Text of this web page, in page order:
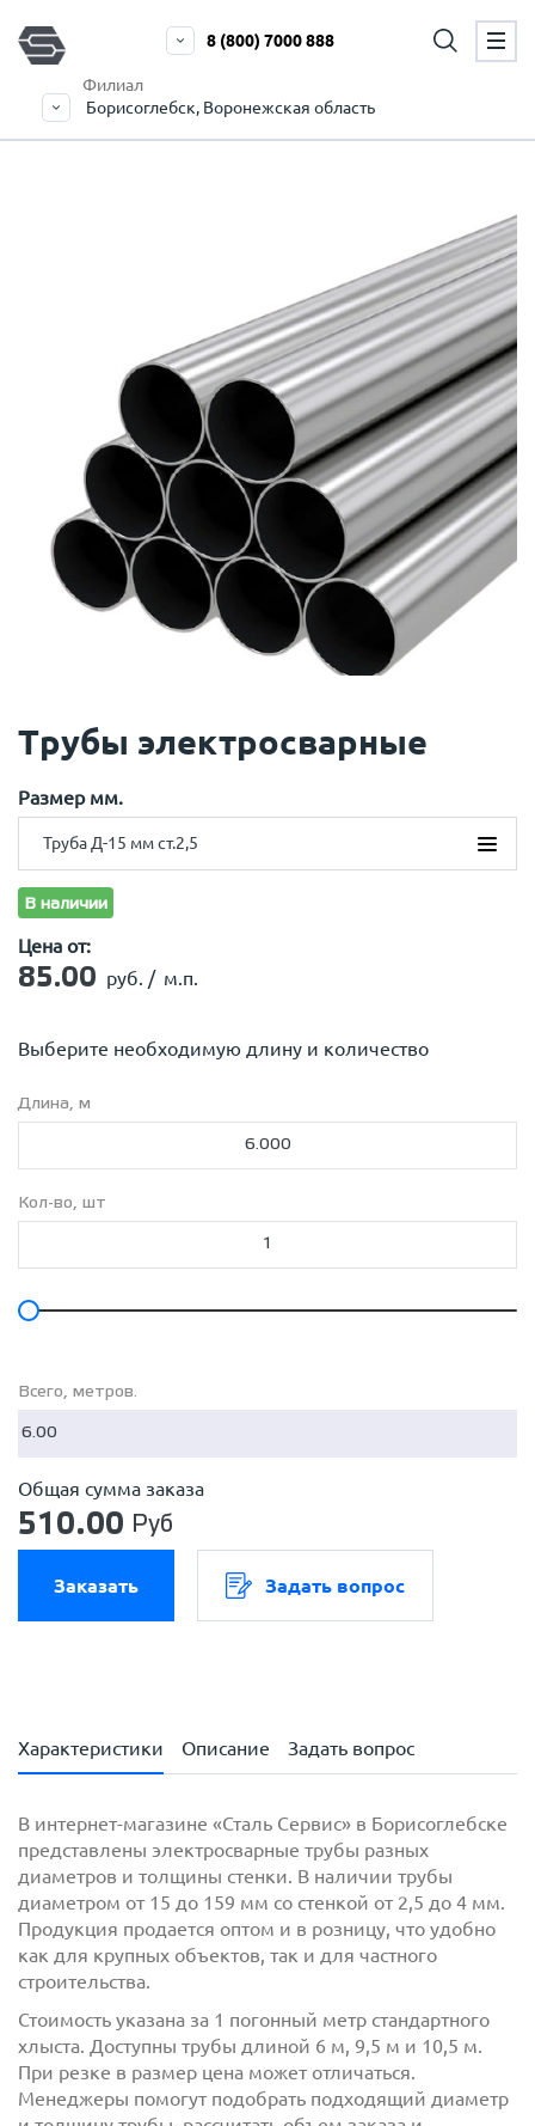
Филиал
Борисоглебск, Воронежская область
8 (800) 7000 888
Трубы электросварные
Размер мм.
Труба Д-15 мм ст.2,5
Труба Д-15 мм ст.2,5
Труба Д-15 мм ст.2,8
Труба Д-20 мм ст.2,8
Труба Д-25 мм ст.2,8
Труба Д-32 мм ст.3,2
Труба Д-40 мм ст.3,5
Труба Д-76 мм ст.3,5
Труба Д-102 мм ст.2,8
Труба Д-108 мм ст.3
Труба Д-159 мм ст.4
В наличии
Цена от:
85.00 руб. / м.п.
Выберите необходимую длину и количество
Длина, м
Кол-во, шт
Всего, метров.
Общая сумма заказа
510.00 Руб
Заказать Задать вопрос
Характеристики Описание Задать вопрос
В интернет-магазине «Сталь Сервис» в Борисоглебске
представлены электросварные трубы разных
диаметров и толщины стенки. В наличии трубы
диаметром от 15 до 159 мм со стенкой от 2,5 до 4 мм.
Продукция продается оптом и в розницу, что удобно
как для крупных объектов, так и для частного
строительства.
Стоимость указана за 1 погонный метр стандартного
хлыста. Доступны трубы длиной 6 м, 9,5 м и 10,5 м.
При резке в размер цена может отличаться.
Менеджеры помогут подобрать подходящий диаметр